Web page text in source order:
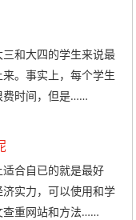
和大四的学生来说最
。事实上，每个学生
费时间，但是……
合自已的就是最好
实力，可以使用和学
查重网站和方法……